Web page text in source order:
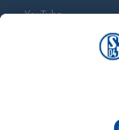
YouTube